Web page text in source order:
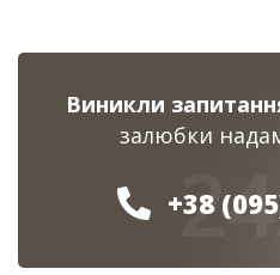
Виникли
залюбки
+38